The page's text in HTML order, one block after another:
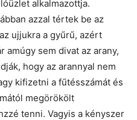
alkalmazottja.
azzal tértek be az
ujjukra a gyűrű, azért
amúgy sem divat az arany,
hogy az arannyal nem
kifizetni a fűtésszámát és
megörökölt
tenni. Vagyis a kényszer